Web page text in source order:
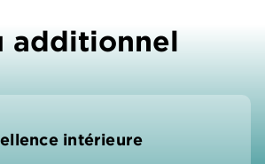
additionnel
intérieure